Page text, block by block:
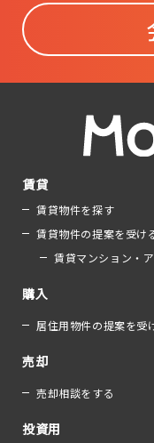
賃貸
賃貸物件を探す
賃貸物件の提案を受け
賃貸マンション・
購入
居住用物件の提案を受
売却
売却相談をする
投資用